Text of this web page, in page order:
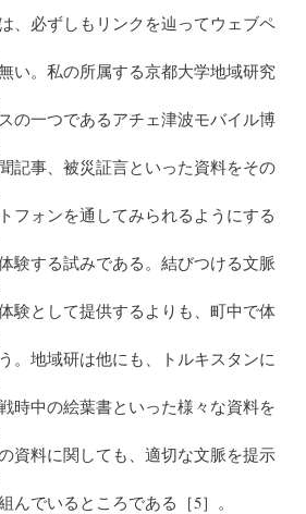
、必ずしもリンクを辿ってウェブペ
い。私の所属する京都大学地域研究
の一つであるアチェ津波モバイル博
記事、被災証言といった資料をその
フォンを通してみられるようにする
験する試みである。結びつける文脈
験として提供するよりも、町中で体
。地域研は他にも、トルキスタンに
時中の絵葉書といった様々な資料を
資料に関しても、適切な文脈を提示
んでいるところである［5］。